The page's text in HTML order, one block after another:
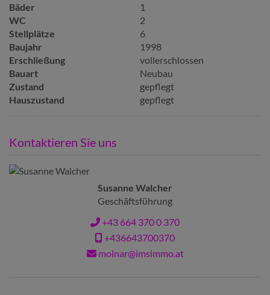
Bäder
1
WC
2
Stellplätze
6
Baujahr
1998
Erschließung
vollerschlossen
Bauart
Neubau
Zustand
gepflegt
Hauszustand
gepflegt
Kontaktieren Sie uns
Susanne Walcher
Geschäftsführung
+43 664 370 0 370
+436643700370
molnar@imsimmo.at